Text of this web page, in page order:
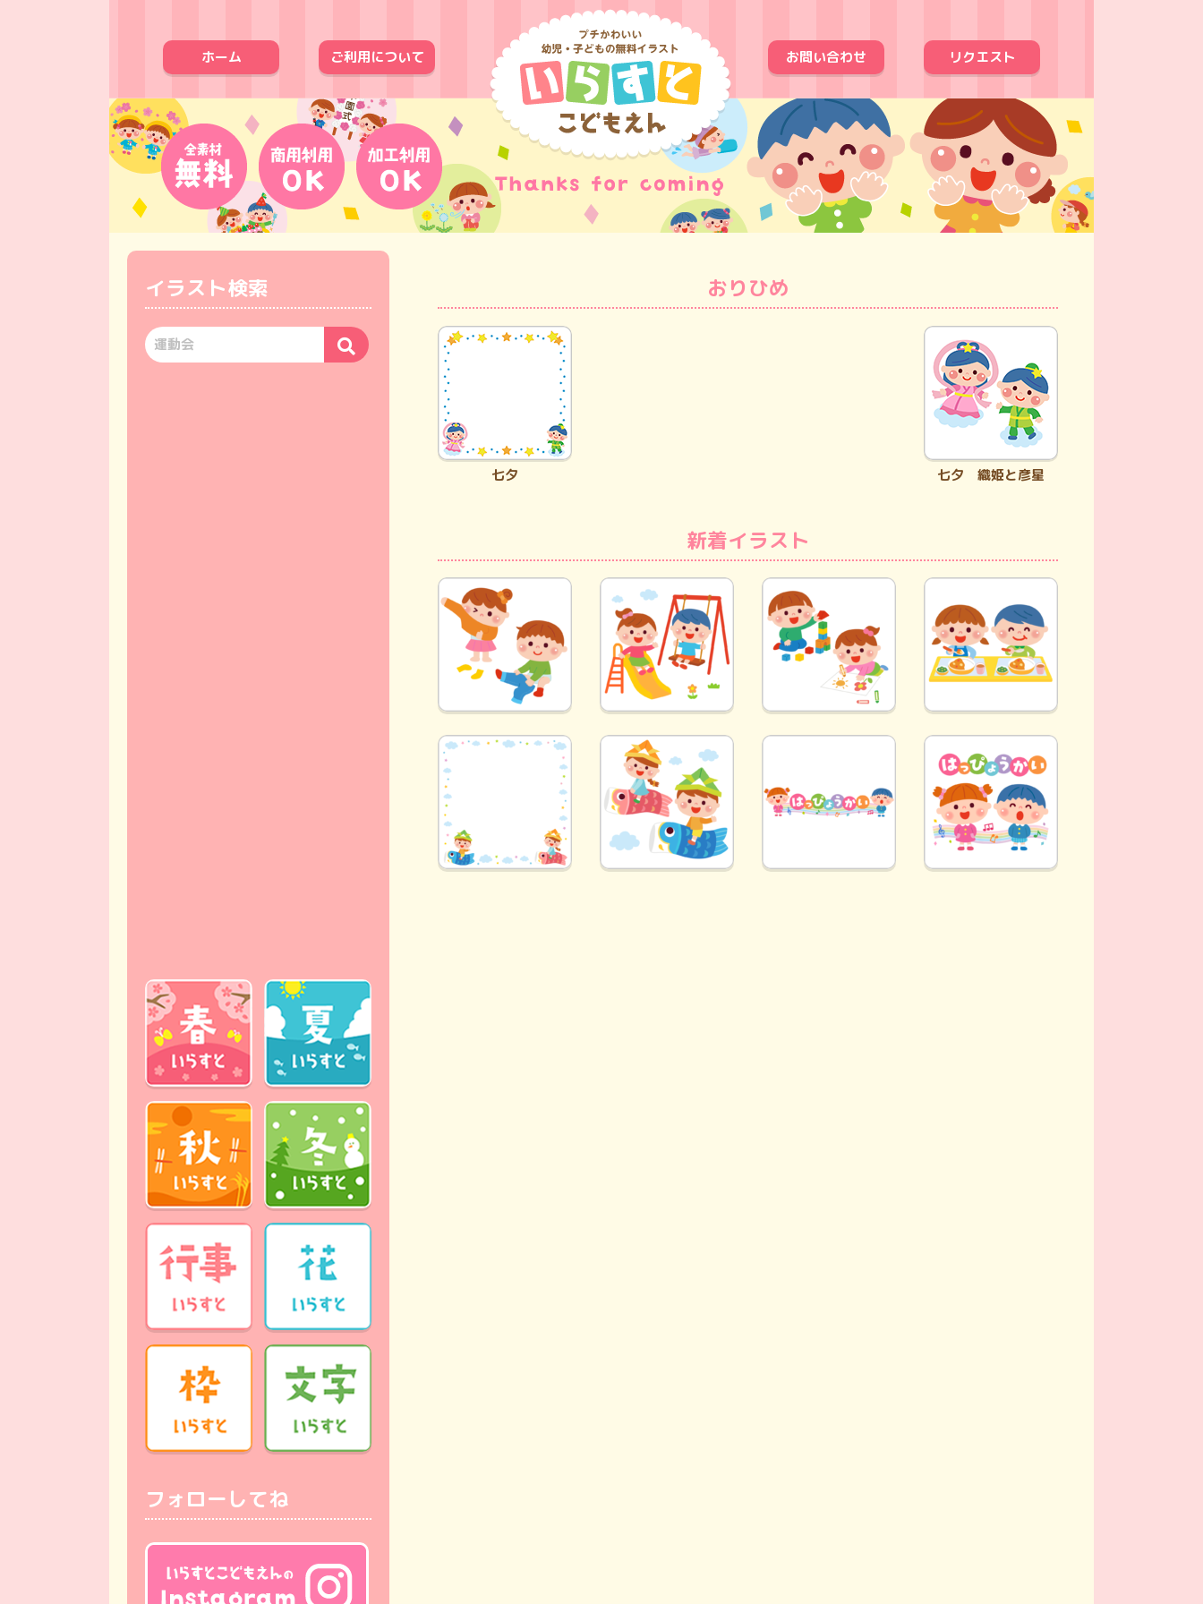
ホーム ご利用について お問い合わせ リクエスト
イラスト検索
フォローしてね
おりひめ
七夕 七夕 織姫と彦星
新着イラスト